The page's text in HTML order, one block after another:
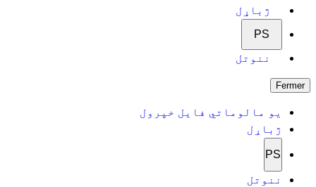
ژباړل
PS
ننوتل
Fermer
یو مالوماتي فایل خپرول
ژباړل
PS
ننوتل